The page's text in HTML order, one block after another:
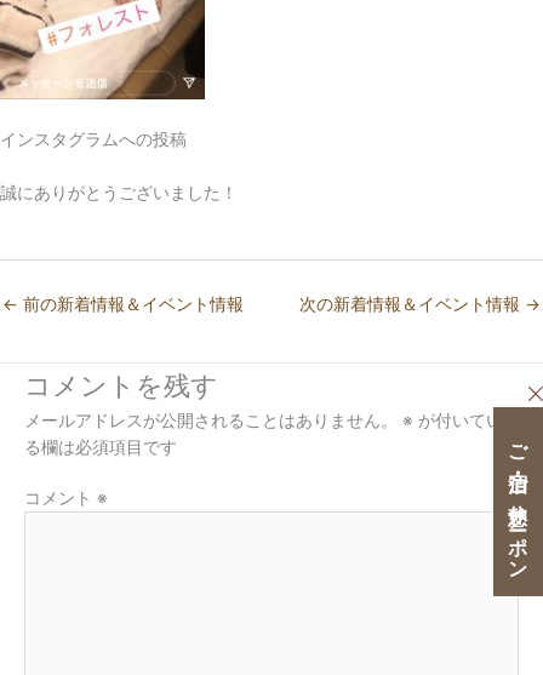
インスタグラムへの投稿
誠にありがとうございました！
← 前の新着情報＆イベント情報 次の新着情報＆イベント情報 →
コメントを残す
メールアドレスが公開されることはありません。 ※ が付いてい
る欄は必須項目です
コメント ※ ご宿泊・ご休憩クーポン